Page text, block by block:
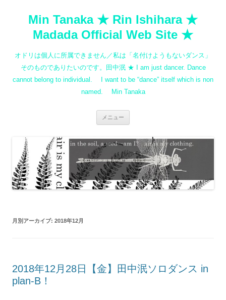
キ
ッ
Min Tanaka ★ Rin Ishihara ★
Madada Official Web Site ★
オドリは個人に所属できません／私は「名付けようもないダンス」
そのものでありたいのです。田中泯 ★ I am just dancer. Dance
cannot belong to individual. I want to be “dance” itself which is non
named. Min Tanaka
メニュー
月別アーカイブ: 2018年12月
2018年12月28日【金】田中泯ソロダンス in
plan-B！